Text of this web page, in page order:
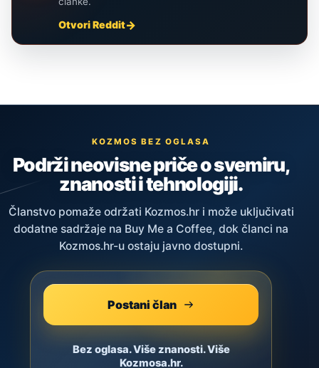
Otvori Reddit
KOZMOS BEZ OGLASA
Podrži neovisne priče o svemiru,
znanosti i tehnologiji.
Članstvo pomaže održati Kozmos.hr i može uključivati
dodatne sadržaje na Buy Me a Coffee, dok članci na
Kozmos.hr-u ostaju javno dostupni.
Postani član
Bez oglasa. Više znanosti. Više
Kozmosa.hr.